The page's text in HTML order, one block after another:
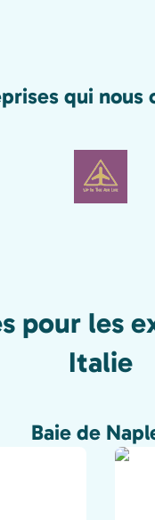
qui nous
pour les
Italie
Baie de